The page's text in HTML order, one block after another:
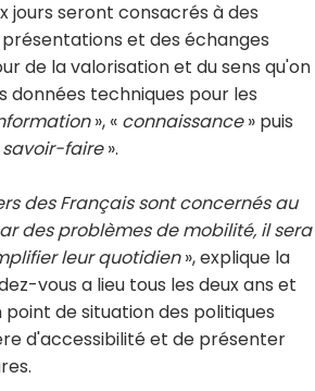
jours seront consacrés à des
et des échanges
de la valorisation et du sens qu'on
données techniques pour les
», « connaissance» puis
faire».
des Français sont concernés au
des problèmes de mobilité, il sera
leur quotidien», explique la
vous a lieu tous les deux ans et
de situation des politiques
d'accessibilité et de présenter